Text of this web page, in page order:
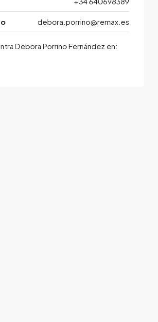
debora.porrino@remax.es
Debora Porrino Fernández en: